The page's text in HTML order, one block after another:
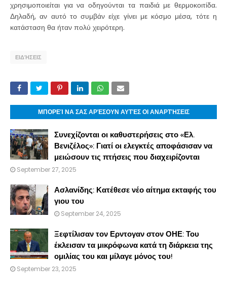
χρησιμοποιείται για να οδηγούνται τα παιδιά με θερμοκοιτίδα.
Δηλαδή, αν αυτό το συμβάν είχε γίνει με κόσμο μέσα, τότε η
κατάσταση θα ήταν πολύ χειρότερη.
ΕΙΔΉΣΕΙΣ
ΜΠΟΡΕΊ ΝΑ ΣΑΣ ΑΡΈΣΟΥΝ ΑΥΤΈΣ ΟΙ ΑΝΑΡΤΉΣΕΙΣ
Συνεχίζονται οι καθυστερήσεις στο «Ελ.
Βενιζέλος»: Γιατί οι ελεγκτές αποφάσισαν να
μειώσουν τις πτήσεις που διαχειρίζονται
September 27, 2025
Ασλανίδης: Κατέθεσε νέο αίτημα εκταφής του
γιου του
September 24, 2025
Ξεφτίλισαν τον Ερντογαν στον ΟΗΕ: Του
έκλεισαν τα μικρόφωνα κατά τη διάρκεια της
ομιλίας του και μίλαγε μόνος του!
September 23, 2025